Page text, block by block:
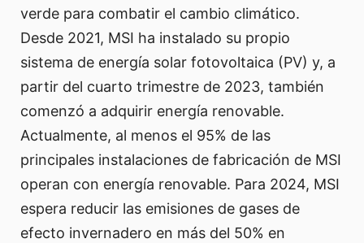
verde para combatir el cambio climático.
Desde 2021, MSI ha instalado su propio
sistema de energía solar fotovoltaica (PV) y, a
partir del cuarto trimestre de 2023, también
comenzó a adquirir energía renovable.
Actualmente, al menos el 95% de las
principales instalaciones de fabricación de MSI
operan con energía renovable. Para 2024, MSI
espera reducir las emisiones de gases de
efecto invernadero en más del 50% en